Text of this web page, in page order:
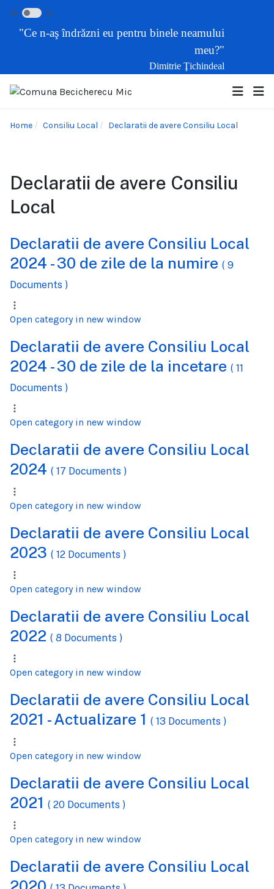
"Ce n-aş îndrăzni eu pentru binele neamului
meu?"
Dimitrie Ţichindeal
Home Consiliu Local Declaratii de avere Consiliu Local
Declaratii de avere Consiliu
Local
Declaratii de avere Consiliu Local
2024 - 30 de zile de la numire ( 9
Documents )
Open category in new window
Declaratii de avere Consiliu Local
2024 - 30 de zile de la incetare ( 11
Documents )
Open category in new window
Declaratii de avere Consiliu Local
2024 ( 17 Documents )
Open category in new window
Declaratii de avere Consiliu Local
2023 ( 12 Documents )
Open category in new window
Declaratii de avere Consiliu Local
2022 ( 8 Documents )
Open category in new window
Declaratii de avere Consiliu Local
2021 - Actualizare 1 ( 13 Documents )
Open category in new window
Declaratii de avere Consiliu Local
2021 ( 20 Documents )
Open category in new window
Declaratii de avere Consiliu Local